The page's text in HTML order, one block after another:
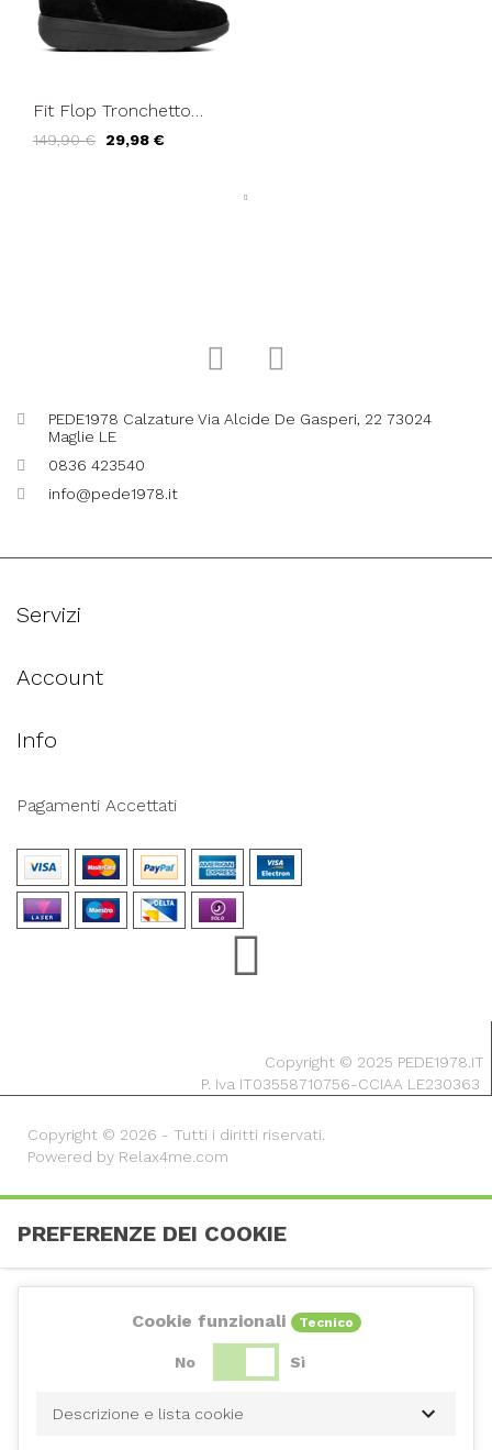
Fit Flop Tronchetto
149,90 € 29,98 €
PEDE1978 Calzature Via Alcide De Gasperi, 22 73024
Maglie LE
0836 423540
info@pede1978.it
Servizi
Account
Info
Pagamenti Accettati
Copyright © 2025 PEDE1978.IT
P. Iva IT03558710756-CCIAA LE230363
Copyright © 2026 - Tutti i diritti riservati.
Powered by Relax4me.com
PREFERENZE DEI COOKIE
Cookie funzionali Tecnico
No Sì
Descrizione e lista cookie